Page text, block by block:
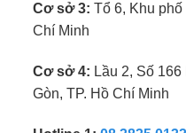
Cơ sở 3: Tổ 6, Khu
Chí Minh
Cơ sở 4: Lầu 2, Số
Gòn, TP. Hồ Chí Minh